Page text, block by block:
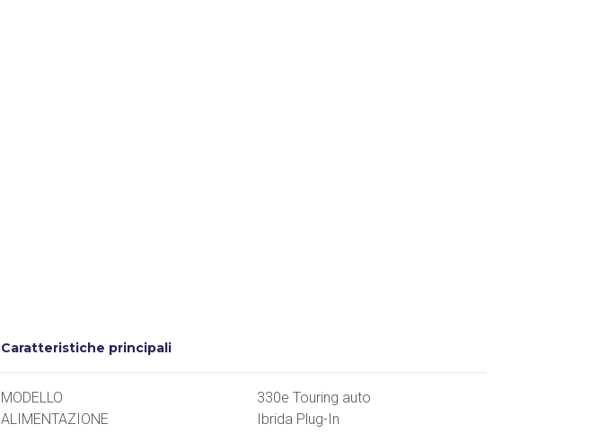
Caratteristiche principali
MODELLO
330e Touring auto
ALIMENTAZIONE
Ibrida Plug-In